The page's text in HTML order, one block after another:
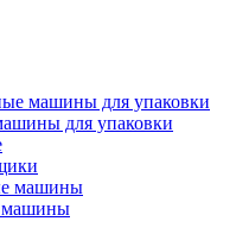
машины для упаковки
для упаковки
машины
машины